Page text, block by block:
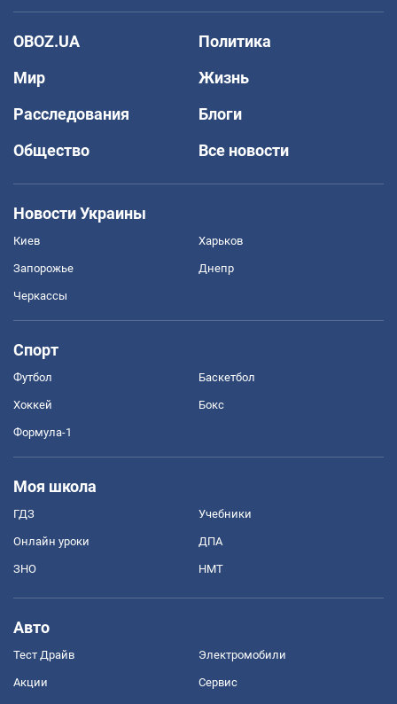
OBOZ.UA
Политика
Мир
Жизнь
Расследования
Блоги
Общество
Все новости
Новости Украины
Киев Харьков
Запорожье Днепр
Черкассы
Спорт
Футбол Баскетбол
Хоккей Бокс
Формула-1
Моя школа
ГДЗ Учебники
Онлайн уроки ДПА
ЗНО НМТ
Авто
Тест Драйв Электромобили
Акции Сервис